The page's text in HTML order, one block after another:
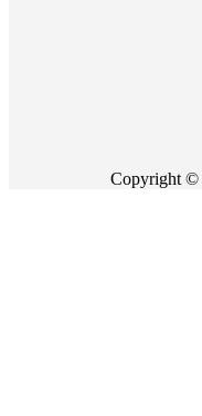
Copyright ©